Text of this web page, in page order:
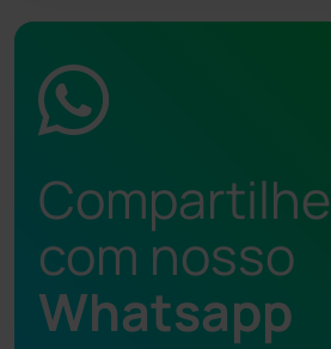
Compartilhe
com nosso
Whatsapp